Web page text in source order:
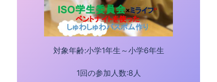
対象年齢:小学1年生～小学6年生
1回の参加人数:8人